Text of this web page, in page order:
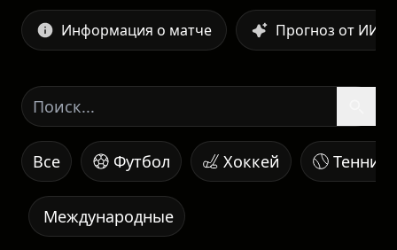
Информация о матче Прогноз от ИИ
Все Футбол Хоккей Теннис
Международные